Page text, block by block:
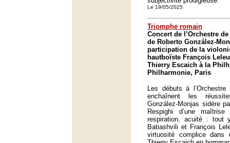
Le 19/05/2025
Triomphe romain
Concert de l’Orchestre
de Roberto González-
participation de la
hautboïste François
Thierry Escaich à la
Philharmonie, Paris
Les débuts à
enchaînent les
González-Monjas sidère
Respighi d’une maîtrise
respiration, acuité : tout
Batiashvili et François
virtuosité complice dans